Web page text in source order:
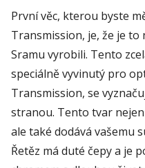
První věc, kterou byste
Transmission, je, že je to
Sramu vyrobili. Tento
speciálně vyvinutý pro
Transmission, se
stranou. Tento tvar
ale také dodává vašemu
Řetěz má duté čepy a je